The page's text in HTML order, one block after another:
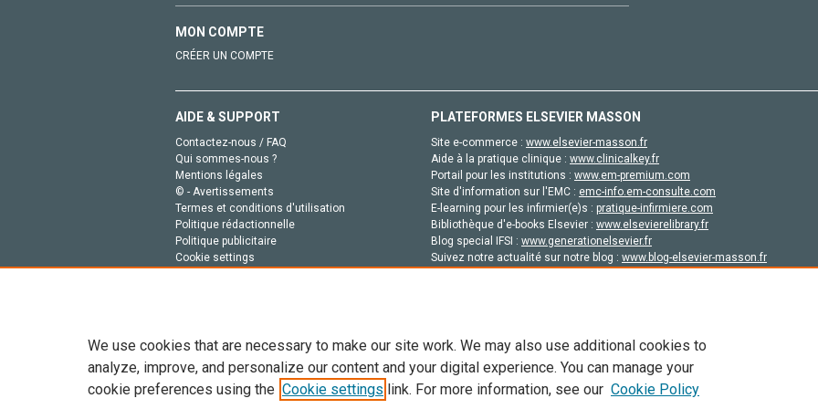
MON COMPTE
CRÉER UN COMPTE
AIDE & SUPPORT
Contactez-nous / FAQ
Qui sommes-nous ?
Mentions légales
© - Avertissements
Termes et conditions d'utilisation
Politique rédactionnelle
Politique publicitaire
Cookie settings
PLATEFORMES ELSEVIER MASSON
Site e-commerce : www.elsevier-masson.fr
Aide à la pratique clinique : www.clinicalkey.fr
Portail pour les institutions : www.em-premium.com
Site d'information sur l'EMC : emc-info.em-consulte.com
E-learning pour les infirmier(e)s : pratique-infirmiere.com
Bibliothèque d'e-books Elsevier : www.elsevierelibrary.fr
Blog special IFSI : www.generationelsevier.fr
Suivez notre actualité sur notre blog : www.blog-elsevier-masson.fr
Tout le contenu de ce site: Copyright © 2026 Elsevier, ses concédants de licence et ses contributeurs. Tout les droits sont réservés,
de données, a la formation en IA et aux technologies similaires. Pour tout contenu en libre accès, les conditions de licence
We use cookies that are necessary to make our site work. We may also use additional cookies to
analyze, improve, and personalize our content and your digital experience. You can manage your
cookie preferences using the Cookie settings link. For more information, see our Cookie Policy